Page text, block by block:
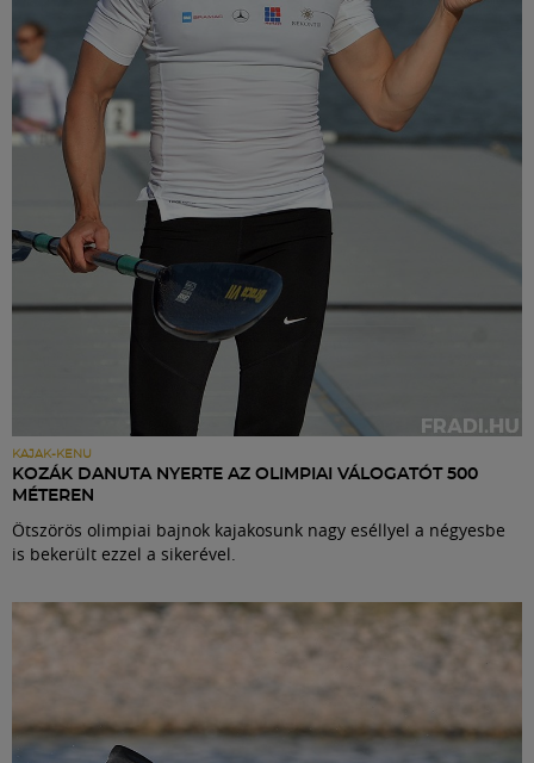
KAJAK-KENU
KOZÁK DANUTA NYERTE AZ OLIMPIAI VÁLOGATÓT 500
MÉTEREN
Ötszörös olimpiai bajnok kajakosunk nagy eséllyel a négyesbe
is bekerült ezzel a sikerével.